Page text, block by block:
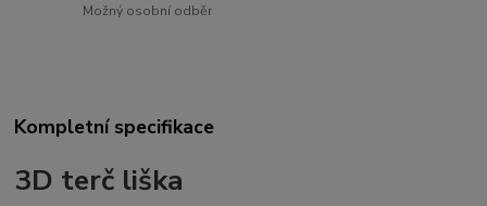
Možný osobní odběr
Kompletní specifikace
3D terč liška